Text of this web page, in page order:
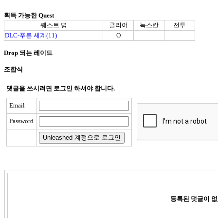
획득 가능한 Quest
퀘스트 명
클리어 녹스칸
전투
DLC-푸른 세계(11)
O
Drop 되는 레이드
조합식
댓글을 쓰시려면 로그인 하셔야 합니다.
Email
Password
등록된 덧글이